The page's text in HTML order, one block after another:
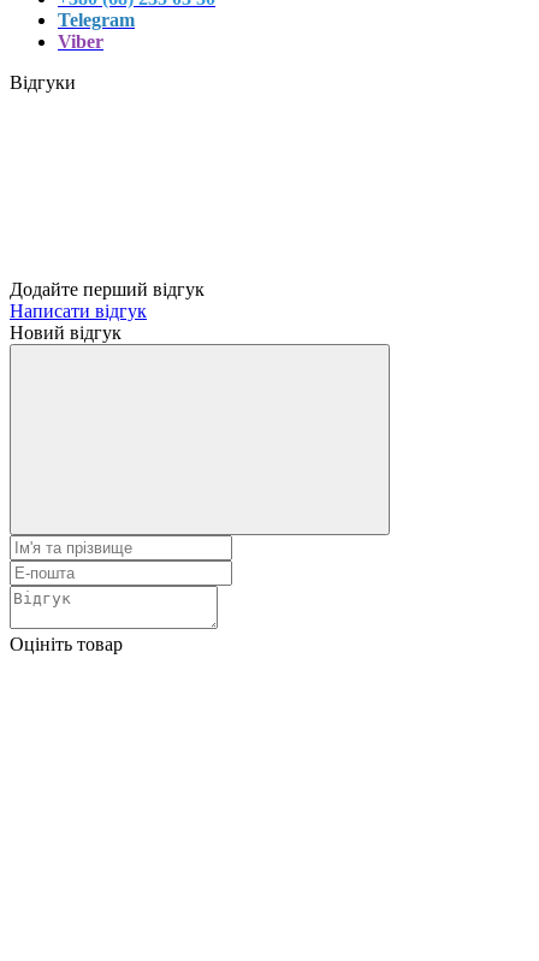
Telegram
Viber
Відгуки
Додайте перший відгук
Написати відгук
Новий відгук
Оцініть товар